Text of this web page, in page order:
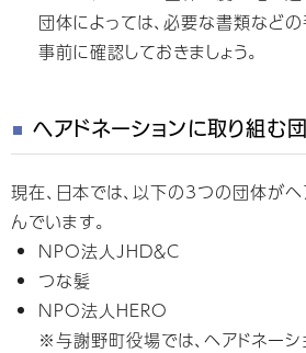
団体によっては、必要な書類など
事前に確認しておきましょう。
ヘアドネーションに取り組む
現在、日本では、以下の3つの団体がヘ
んでいます。
NPO法人JHD＆C
つな髪
NPO法人HERO
※与謝野町役場では、ヘアドネー